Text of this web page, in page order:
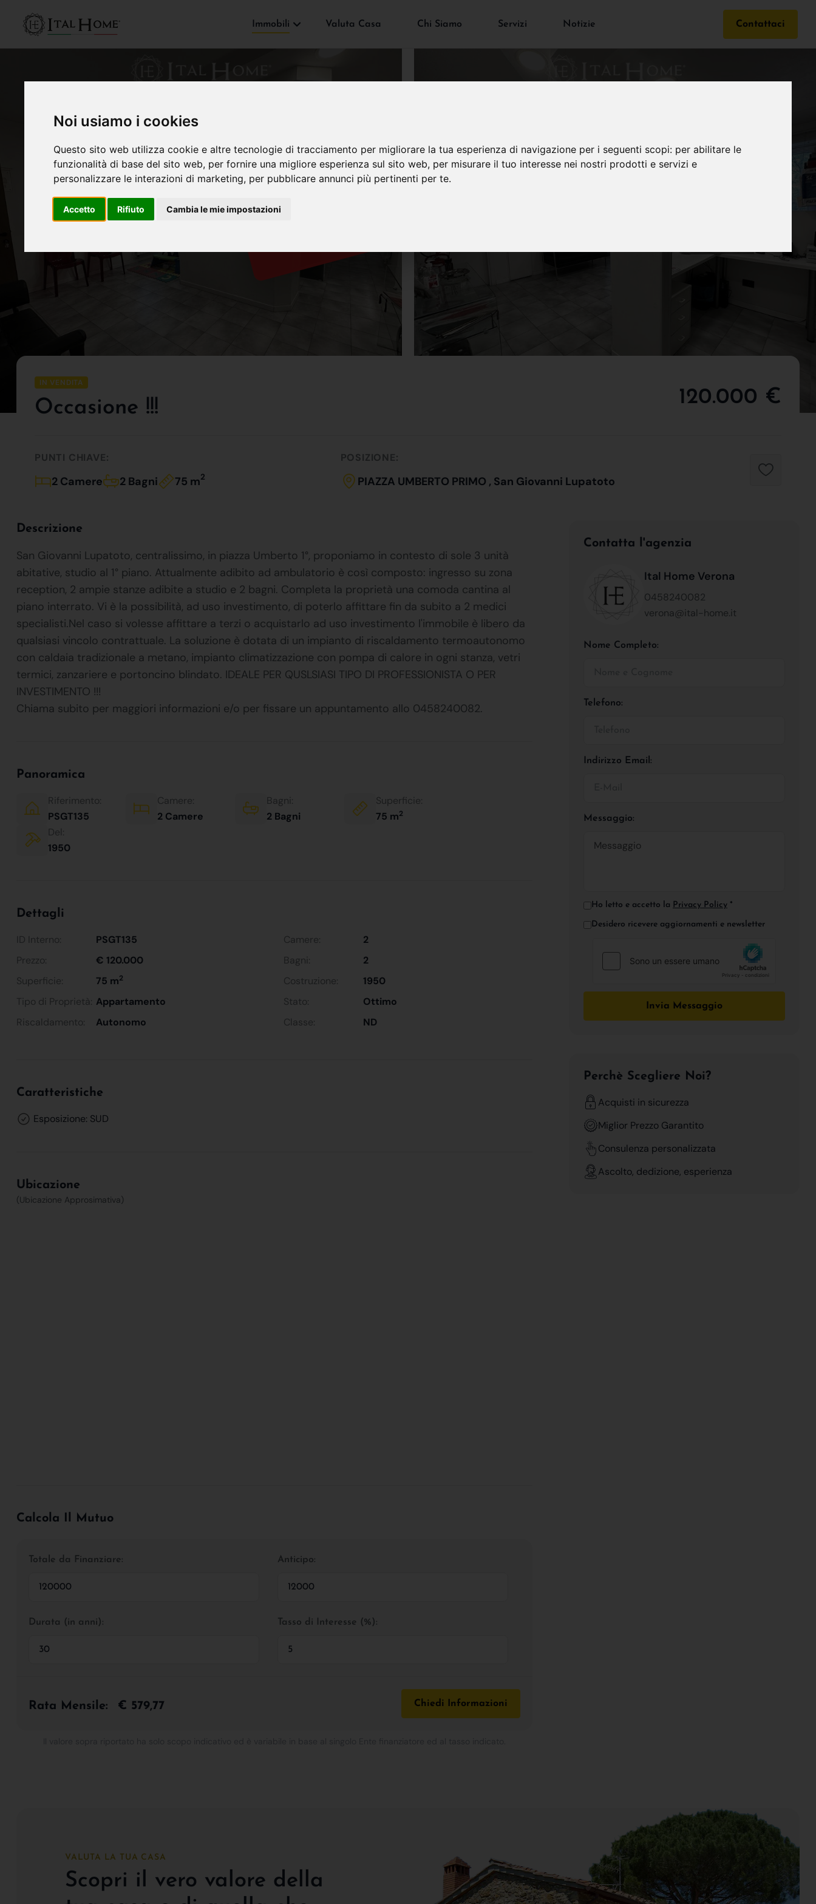
Noi usiamo i cookies
Questo sito web utilizza cookie e altre tecnologie di tracciamento per migliorare la tua esperienza di navigazione per i seguenti scopi: per abilitare le
funzionalità di base del sito web, per fornire una migliore esperienza sul sito web, per misurare il tuo interesse nei nostri prodotti e servizi e
personalizzare le interazioni di marketing, per pubblicare annunci più pertinenti per te.
Accetto Rifiuto Cambia le mie impostazioni
Immobili Valuta Casa Chi Siamo Servizi Notizie Contattaci
VENDUTO
IN VENDITA
Occasione !!! 120.000 €
PUNTI CHIAVE:
2 Camere 2 Bagni 75 m2
POSIZIONE:
PIAZZA UMBERTO PRIMO , San Giovanni Lupatoto
Descrizione
San Giovanni Lupatoto, centralissimo, in piazza Umberto 1°, proponiamo in contesto di sole 3 unità
abitative, studio al 1° piano. Attualmente adibito ad ambulatorio è così composto: ingresso su zona
reception, 2 ampie stanze adibite a studio e 2 bagni. Completa la proprietà una comoda cantina al
piano interrato. Vi è la possibilità, ad uso investimento, di poterlo affittare fin da subito a 2 medici
specialisti.Nel caso si volesse affittare a terzi o acquistarlo ad uso investimento l'immobile è libero da
qualsiasi vincolo contrattuale. La soluzione è dotata di un impianto di riscaldamento termoautonomo
con caldaia tradizionale a metano, impianto climatizzazione con pompa di calore in ogni stanza, vetri
termici, zanzariere e portoncino blindato. IDEALE PER QUSLSIASI TIPO DI PROFESSIONISTA O PER
INVESTIMENTO !!!
Chiama subito per maggiori informazioni e/o per fissare un appuntamento allo 0458240082.
Panoramica
Riferimento:
PSGT135
Camere:
2 Camere
Bagni:
2 Bagni
Superficie:
75 m2
Del:
1950
Dettagli
ID Interno: PSGT135 Camere:
2
Prezzo:
€ 120.000 Bagni:
2
Superficie:
75 m2 Costruzione:
1950
Tipo di Proprietà: Appartamento Stato:
Ottimo
Riscaldamento:
Autonomo Classe: ND
Caratteristiche
Esposizione: SUD
Ubicazione
(Ubicazione Approsimativa)
Calcola Il Mutuo
Totale da Finanziare: Anticipo:
Durata (in anni): Tasso di Interesse (%):
Rata Mensile: € 579,77 Chiedi Informazioni
Contatta l'agenzia
Ital Home Verona
0458240082
verona@ital-home.it
Nome Completo:
Telefono:
Indirizzo Email:
Messaggio:
Ho letto e accetto la Privacy Policy *
Desidero ricevere aggiornamenti e newsletter
Invia Messaggio
Perchè Scegliere Noi?
Acquisti in sicurezza
Miglior Prezzo Garantito
Consulenza personalizzata
Ascolto, dedizione, esperienza
VALUTA LA TUA CASA
Scopri il vero valore della